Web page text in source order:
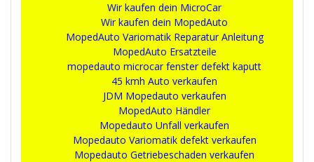
Wir kaufen dein MicroCar
Wir kaufen dein MopedAuto
MopedAuto Variomatik Reparatur Anleitung
MopedAuto Ersatzteile
mopedauto microcar fenster defekt kaputt
45 kmh Auto verkaufen
JDM Mopedauto verkaufen
MopedAuto Händler
Mopedauto Unfall verkaufen
Mopedauto Variomatik defekt verkaufen
Mopedauto Getriebeschaden verkaufen